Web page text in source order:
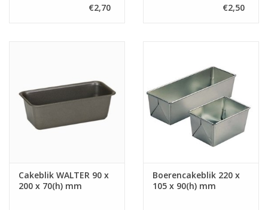
€2,70 €2,50
Cakeblik WALTER 90 x
200 x 70(h) mm
Boerencakeblik 220 x
105 x 90(h) mm